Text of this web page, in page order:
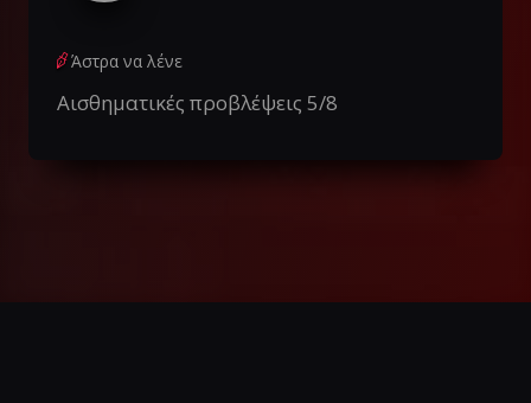
Άστρα να λένε
Αισθηματικές προβλέψεις 5/8